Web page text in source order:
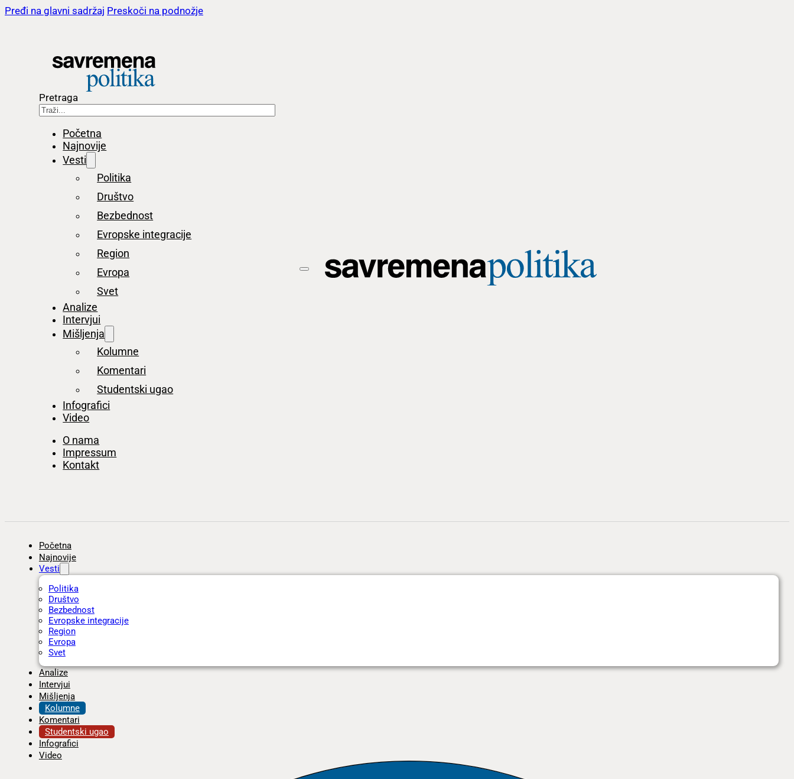
Pređi na glavni sadržaj Preskoči na podnožje
Pretraga
Početna
Najnovije
Vesti
Politika
Društvo
Bezbednost
Evropske integracije
Region
Evropa
Svet
Analize
Intervjui
Mišljenja
Kolumne
Komentari
Studentski ugao
Infografici
Video
O nama
Impressum
Kontakt
Početna
Najnovije
Vesti
Politika
Društvo
Bezbednost
Evropske integracije
Region
Evropa
Svet
Analize
Intervjui
Mišljenja
Kolumne
Komentari
Studentski ugao
Infografici
Video